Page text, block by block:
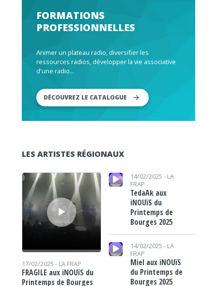
FORMATIONS
PROFESSIONNELLES
Animer un plateau radio, diversifier les
ressources radios, développer la vie associative
d'une radio...
DÉCOUVREZ LE CATALOGUE
LES ARTISTES RÉGIONAUX
Lecteur audio
17/02/2025 - LA FRAP
FRAGILE aux iNOUïS du
Printemps de Bourges
Lecteur audio 14/02/2025 - LA
FRAP
TedaAk aux
iNOUïS du
Printemps de
Bourges 2025
Lecteur audio
14/02/2025 - LA
FRAP
Miel aux iNOUïS
du Printemps de
Bourges 2025